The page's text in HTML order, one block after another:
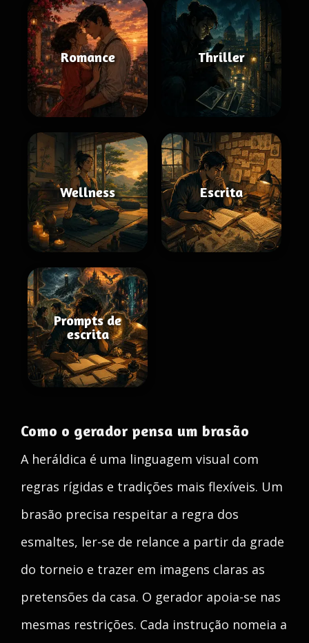
Romance Thriller
Wellness Escrita
Prompts de
escrita
Como o gerador pensa um brasão
A heráldica é uma linguagem visual com
regras rígidas e tradições mais flexíveis. Um
brasão precisa respeitar a regra dos
esmaltes, ler-se de relance a partir da grade
do torneio e trazer em imagens claras as
pretensões da casa. O gerador apoia-se nas
mesmas restrições. Cada instrução nomeia a